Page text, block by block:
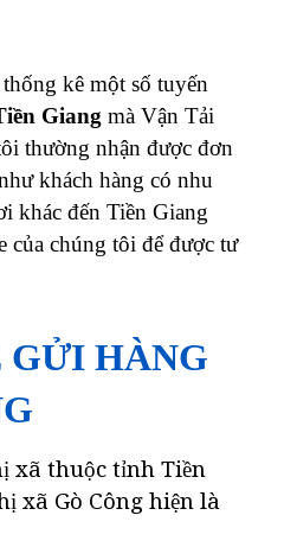
kê một số tuyến
Giang mà Vận Tải
thường nhận được đơn
khách hàng có nhu
khác đến Tiền Giang
chúng tôi để được tư
GỬI HÀNG
xã thuộc tỉnh Tiền
xã Gò Công hiện là